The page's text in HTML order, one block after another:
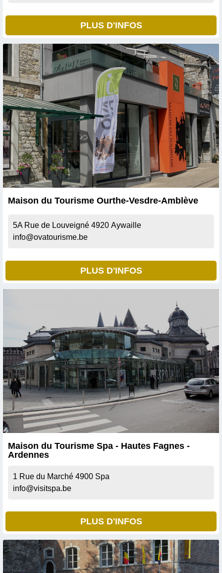
PLUS D'INFOS
Maison du Tourisme Ourthe-Vesdre-Amblève
5A Rue de Louveigné 4920 Aywaille
info@ovatourisme.be
PLUS D'INFOS
Maison du Tourisme Spa - Hautes Fagnes -
Ardennes
1 Rue du Marché 4900 Spa
info@visitspa.be
PLUS D'INFOS